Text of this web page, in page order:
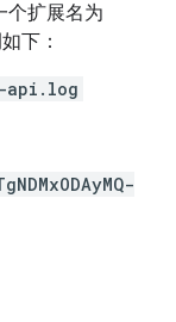
个扩展名为
下：
api.log